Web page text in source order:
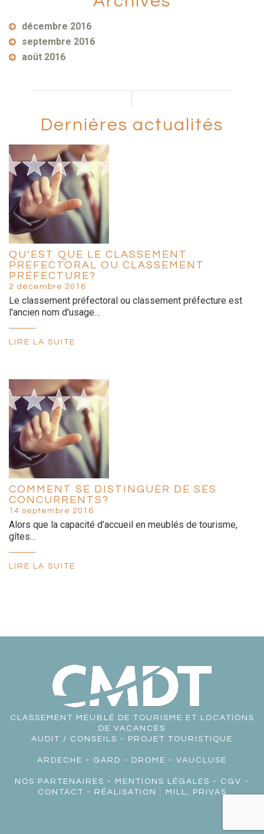
décembre 2016
septembre 2016
août 2016
Dernières actualités
QU’EST QUE LE CLASSEMENT
PRÉFECTORAL OU CLASSEMENT
PRÉFECTURE?
2 décembre 2016
Le classement préfectoral ou classement préfecture est
l'ancien nom d'usage…
LIRE LA SUITE
COMMENT SE DISTINGUER DE SES
CONCURRENTS?
14 septembre 2016
Alors que la capacité d’accueil en meublés de tourisme,
gîtes…
LIRE LA SUITE
CLASSEMENT MEUBLÉ DE TOURISME ET LOCATIONS
DE VACANCES
AUDIT / CONSEILS - PROJET TOURISTIQUE
ARDECHE - GARD - DROME - VAUCLUSE
NOS PARTENAIRES - MENTIONS LÉGALES - CGV -
CONTACT - RÉALISATION : MILL, PRIVAS